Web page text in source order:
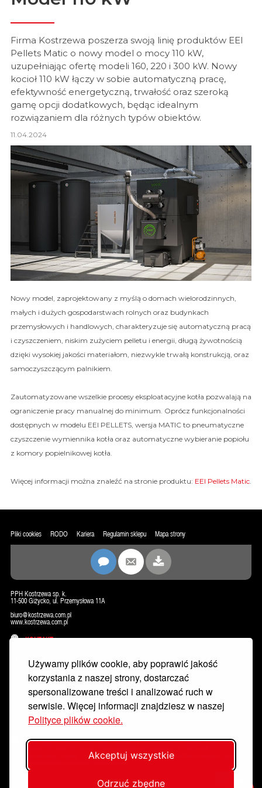
Używamy plików cookie, aby poprawić jakość
korzystania z naszej strony, dostarczać
spersonalizowane treści i analizować ruch w
serwisie. Więcej informacji znajdziesz w naszej
Polityce plików cookie.
Akceptuj wszystkie
Odrzuć zbędne
Firma Kostrzewa poszerza swoją linię produktów EEI
Pellets Matic o nowy model o mocy 110 kW,
uzupełniając ofertę modeli 160, 220 i 300 kW. Nowy
kocioł 110 kW łączy w sobie automatyczną pracę,
efektywność energetyczną, trwałość oraz szeroką
gamę opcji dodatkowych, będąc idealnym
rozwiązaniem dla różnych typów obiektów.
11.04.2024
Nowy model, zaprojektowany z myślą o domach wielorodzinnych,
małych i dużych gospodarstwach rolnych oraz budynkach
przemysłowych i handlowych, charakteryzuje się automatyczną pracą
i czyszczeniem, niskim zużyciem pelletu i energii, długą żywotnością
dzięki wysokiej jakości materiałom, niezwykle trwałą konstrukcją, oraz
samoczyszczącym palnikiem.
Zautomatyzowane wszelkie procesy eksploatacyjne kotła pozwalają na
ograniczenie pracy manualnej do minimum. Oprócz funkcjonalności
dostępnych w modelu EEI PELLETS, wersja MATIC to pneumatyczne
czyszczenie wymiennika kotła oraz automatyczne wybieranie popiołu
z komory popielnikowej kotła.
Więcej informacji można znaleźć na stronie produktu: EEI Pellets Matic
Pliki cookies RODO Kariera Regulamin sklepu Mapa strony
PPH Kostrzewa sp. k.
11-500 Giżycko, ul. Przemysłowa 11A
biuro@kostrzewa.com.pl
www.kostrzewa.com.pl
KONTAKT
Wyrażam zgodę na przetwarzanie moich danych osobowych w celu dostarczania mi newslettera, w tym informacji
Politykę prywatności. Zostałem poinformowany/a o możliwości wycofania zgody w każdej
chwili wysyłając informację na adres rodo@kostrzewa.com.pl